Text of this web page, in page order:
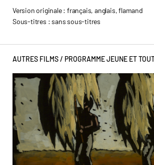
Version originale : français, anglais, flamand
Sous-titres : sans sous-titres
AUTRES FILMS / PROGRAMME JEUNE ET